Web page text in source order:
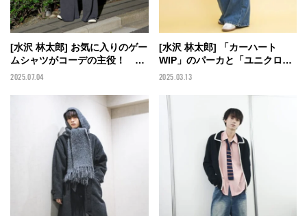
[水沢 林太郎] お気に入りのゲー
ムシャツがコーデの主役！ 足
元は「オニツカタイガー」のサ
2025.07.04
[水沢 林太郎] 「カーハート
WIP」のパーカと「ユニクロ」
のマフラーで暖色コーデに。
決め手！【メンズノンノモデル
の私服スナップ】
2025.03.13